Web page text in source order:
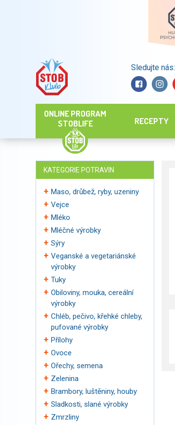
Sledujte nás:
ONLINE PROGRAM
STOBLIFE
RECEPTY
KATEGORIE POTRAVIN
Maso, drůbež, ryby, uzeniny
Vejce
Mléko
Mléčné výrobky
Sýry
Veganské a vegetariánské
výrobky
Tuky
Obiloviny, mouka, cereální
výrobky
Chléb, pečivo, křehké chleby,
pufované výrobky
Přílohy
Ovoce
Ořechy, semena
Zelenina
Brambory, luštěniny, houby
Sladkosti, slané výrobky
Zmrzliny